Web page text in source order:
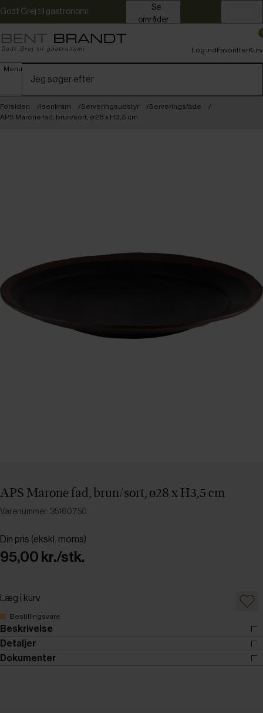
Godt Grej til gastronomi
områder
Menu
Log indFavoritterKurv
Forsiden Isenkram Serveringsudstyr
Serveringsfade
APS Marone fad, brun/sort, ø28 x H3,5 cm
APS Marone fad, brun/sort, ø28 x H3,5 cm
Varenummer: 35160750
Din pris (ekskl. moms)
95,00 kr./stk.
Læg i kurv
Bestillingsvare
Beskrivelse
Detaljer
Dokumenter